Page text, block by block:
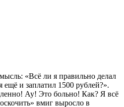
«Всё ли я правильно делал
и заплатил 1500 рублей?».
Ау! Это больно! Как? Я всё
вмиг выросло в